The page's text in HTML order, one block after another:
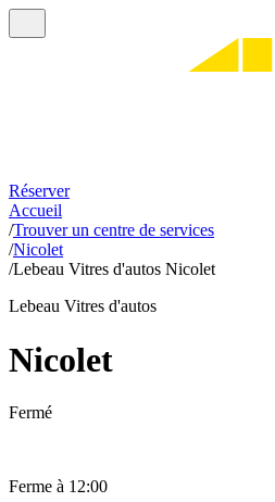
Réserver
Accueil
/Trouver un centre de services
/Nicolet
/Lebeau Vitres d'autos Nicolet
Lebeau Vitres d'autos
Nicolet
Fermé
Ferme à 12:00